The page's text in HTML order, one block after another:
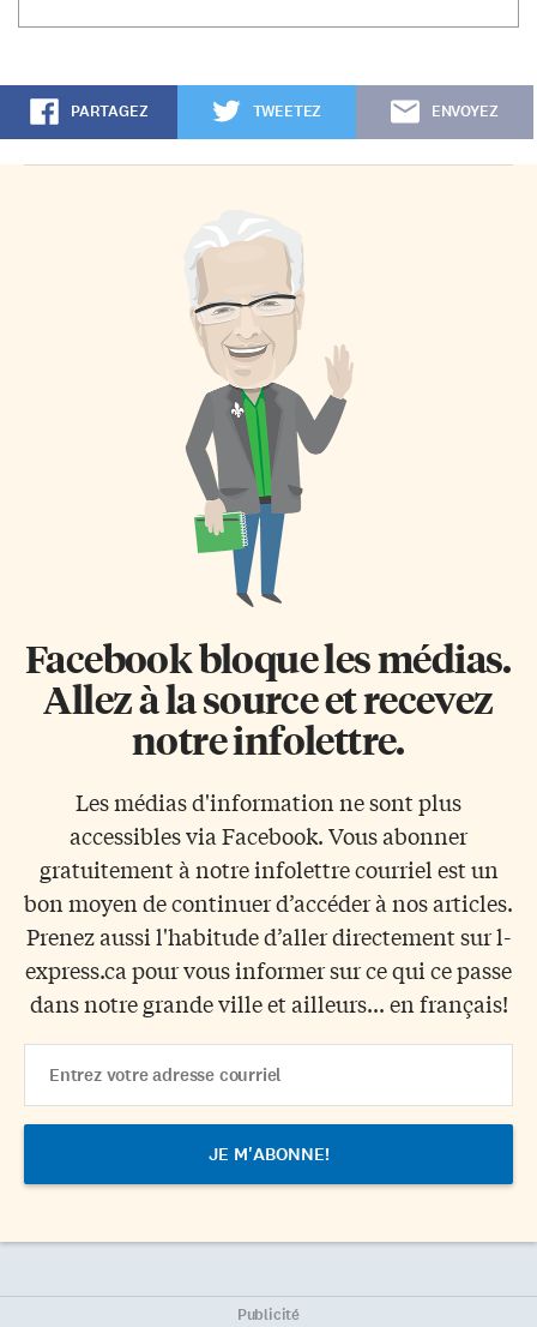
PARTAGEZ TWEETEZ ENVOYEZ
Facebook bloque les médias.
Allez à la source et recevez
notre infolettre.
Les médias d'information ne sont plus
accessibles via Facebook. Vous abonner
gratuitement à notre infolettre courriel est un
bon moyen de continuer d’accéder à nos articles.
Prenez aussi l'habitude d’aller directement sur l-
express.ca pour vous informer sur ce qui ce passe
dans notre grande ville et ailleurs... en français!
Address
Publicité